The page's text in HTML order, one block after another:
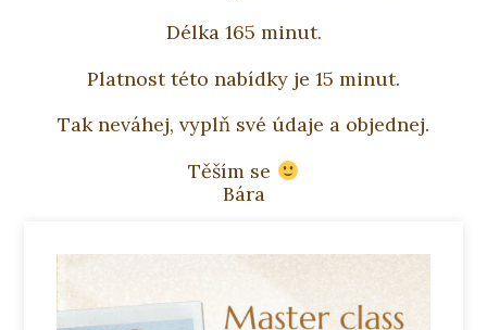
Délka 165 minut.
Platnost této nabídky je 15 minut.
Tak neváhej, vyplň své údaje a objednej.
Těším se
Bára